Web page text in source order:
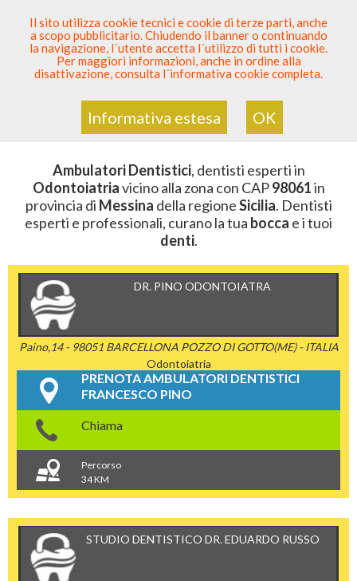
SEI DENTISTA? PARTECIPA
Sei QuiElenco Dentista Sicuro > Odontoiatria>
Ambulatori Dentistici>Sicilia>Messina>CAP 98061
ZONA CON CAP 98061
Ambulatori Dentistici, dentisti esperti in
Odontoiatriavicino alla zona con CAP98061in
provincia di Messina della regioneSicilia. Dentisti
esperti e professionali, curano la tua bocca e i tuoi
denti.
DR. PINO ODONTOIATRA
Paino,14 - 98051 BARCELLONA POZZO DI GOTTO(ME) - ITALIA
Odontoiatria
PRENOTA AMBULATORI DENTISTICI
FRANCESCO PINO
Chiama
Percorso
34 KM
STUDIO DENTISTICO DR. EDUARDO RUSSO
Il sito utilizza cookie tecnici e cookie di terze parti, anche
a scopo pubblicitario. Chiudendo il banner o continuando
la navigazione, l´utente accetta l´utilizzo di tutti i cookie.
Per maggiori informazioni, anche in ordine alla
disattivazione, consulta l´informativa cookie completa.
Informativa estesa OK